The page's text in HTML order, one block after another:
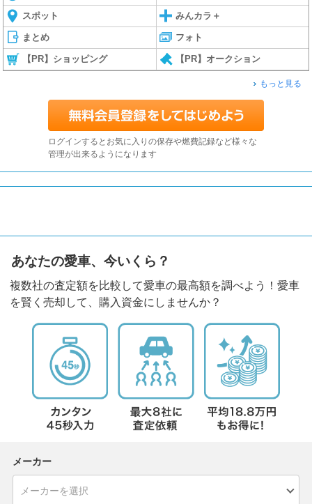
スポット みんカラ＋
まとめ フォト
【PR】ショッピング 【PR】オークション
もっと見る
ログインするとお気に入りの保存や燃費記録など様々な
管理が出来るようになります
あなたの愛車、今いくら？
複数社の査定額を比較して愛車の最高額を調べよう！愛車
を賢く売却して、購入資金にしませんか？
メーカー